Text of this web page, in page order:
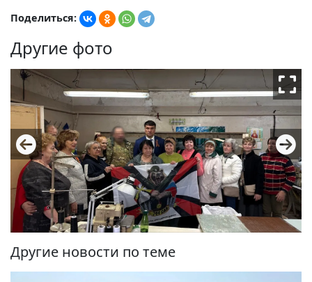
Поделиться:
Другие фото
Другие новости по теме